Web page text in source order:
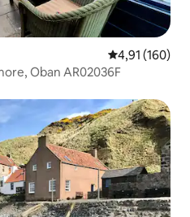
Évaluation
4,91 (160)
Oban AR02036F